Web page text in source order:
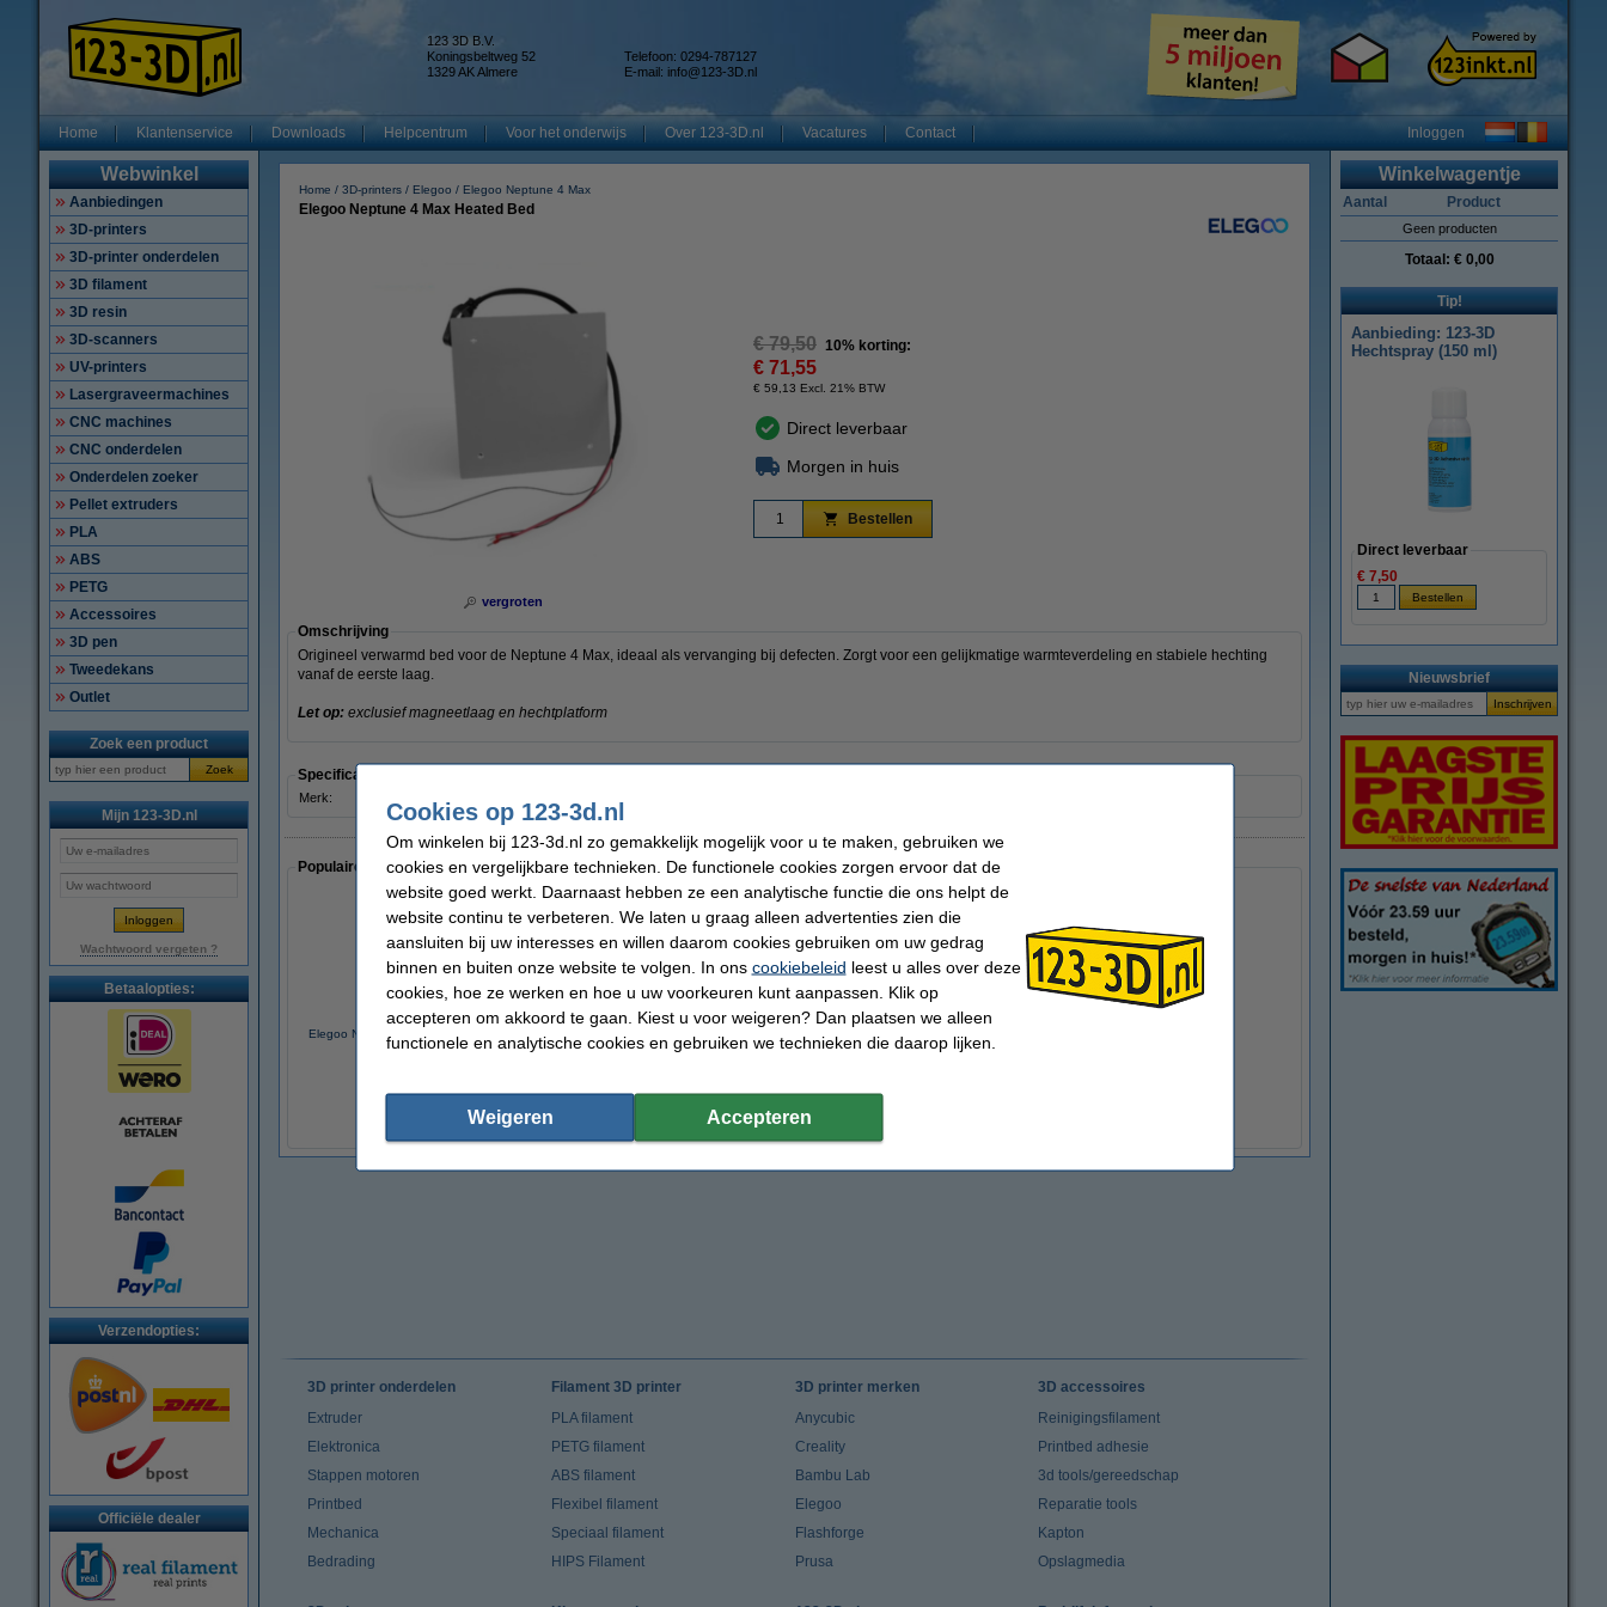
123 3D B.V.
Koningsbeltweg 52
1329 AK Almere
Telefoon: 0294-787127
E-mail: info@123-3D.nl
Home Klantenservice Downloads Helpcentrum Voor het onderwijs Over 123-3D.nl Vacatures Contact Inloggen
Webwinkel
Aanbiedingen
3D-printers
3D-printer onderdelen
3D filament
3D resin
3D-scanners
UV-printers
Lasergraveermachines
CNC machines
CNC onderdelen
Onderdelen zoeker
Pellet extruders
PLA
ABS
PETG
Accessoires
3D pen
Tweedekans
Outlet
Zoek een product
Zoek
Mijn 123-3D.nl
Wachtwoord vergeten ?
Betaalopties:
Verzendopties:
Officiële dealer
Home 3D-printers Elegoo Elegoo Neptune 4 Max
Elegoo Neptune 4 Max Heated Bed
vergroten
€ 79,50 10% korting:
€ 71,55
€ 59,13 Excl. 21% BTW
Direct leverbaar
Morgen in huis
Bestellen
Omschrijving
Origineel verwarmd bed voor de Neptune 4 Max, ideaal als vervanging bij defecten. Zorgt voor een gelijkmatige warmteverdeling en stabiele hechting
vanaf de eerste laag.
Let op: exclusief magneetlaag en hechtplatform
Specificaties
Merk:
Populaire artikelen van klanten die dit artikel ook besteld hebben
Elegoo Neptune 4 Max Extruder kabel kit
(Incl. 21% BTW)
onderplaat
(Incl. 21% BTW) (Incl. 21% BTW)
Winkelwagentje
Aantal Product
Geen producten
Totaal: € 0,00
Tip!
Aanbieding: 123-3D
Hechtspray (150 ml)
Direct leverbaar
€ 7,50
Nieuwsbrief
3D printer onderdelen
Extruder
Elektronica
Stappen motoren
Printbed
Mechanica
Bedrading
Filament 3D printer
PLA filament
PETG filament
ABS filament
Flexibel filament
Speciaal filament
HIPS Filament
3D printer merken
Anycubic
Creality
Bambu Lab
Elegoo
Flashforge
Prusa
3D accessoires
Reinigingsfilament
Printbed adhesie
3d tools/gereedschap
Reparatie tools
Kapton
Opslagmedia
Cookies op 123-3d.nl
Om winkelen bij 123-3d.nl zo gemakkelijk mogelijk voor u te maken, gebruiken we
cookies en vergelijkbare technieken. De functionele cookies zorgen ervoor dat de
website goed werkt. Daarnaast hebben ze een analytische functie die ons helpt de
website continu te verbeteren. We laten u graag alleen advertenties zien die
aansluiten bij uw interesses en willen daarom cookies gebruiken om uw gedrag
binnen en buiten onze website te volgen. In ons cookiebeleid leest u alles over deze
cookies, hoe ze werken en hoe u uw voorkeuren kunt aanpassen. Klik op
accepteren om akkoord te gaan. Kiest u voor weigeren? Dan plaatsen we alleen
functionele en analytische cookies en gebruiken we technieken die daarop lijken.
Weigeren Accepteren